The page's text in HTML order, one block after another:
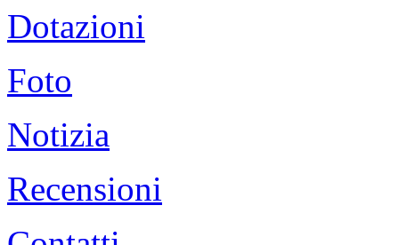
Dotazioni
Foto
Notizia
Recensioni